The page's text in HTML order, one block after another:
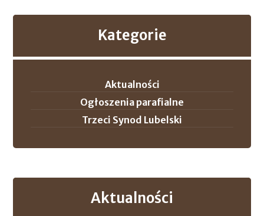
Kategorie
Aktualności
Ogłoszenia parafialne
Trzeci Synod Lubelski
Aktualności